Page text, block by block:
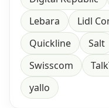
Lebara
Lidl
Quickline
Salt
Swisscom
yallo